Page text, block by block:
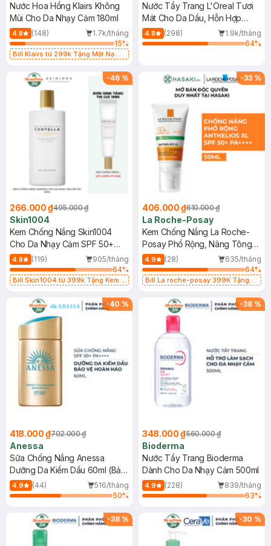
Nước Hoa Hồng Klairs Không
Mùi Cho Da Nhạy Cảm 180ml
4.8 (148)
1.7k/tháng
15%
Bill Klairs từ 299k Tặng Mặt Nạ
25ml (SL Có Hạn)
Nước Tẩy Trang L'Oreal Tươi
Mát Cho Da Dầu, Hỗn Hợp
400ml
4.8 (298)
1.9k/tháng
64%
-46 %
266.000 ₫495.000 ₫
Skin1004
Kem Chống Nắng Skin1004
Cho Da Nhạy Cảm SPF 50+
50ml
4.8 (119)
905/tháng
64%
Bill Skin1004 từ 399k Tặng Kem
SPF 50+ 20ml (SL Có Hạn)
-33 %
406.000 ₫610.000 ₫
La Roche-Posay
Kem Chống Nắng La Roche-
Posay Phổ Rộng, Nâng Tông
Kiềm Dầu 50ml
4.9 (28)
635/tháng
64%
Bill La roche-posay 399K Tặng
(SL có hạn)
-40 %
418.000 ₫702.000 ₫
Anessa
Sữa Chống Nắng Anessa
Dưỡng Da Kiềm Dầu 60ml (Bản
Mới)
4.9 (44)
516/tháng
50%
-38 %
348.000 ₫560.000 ₫
Bioderma
Nước Tẩy Trang Bioderma
Dành Cho Da Nhạy Cảm 500ml
4.9 (228)
839/tháng
63%
-38 % -30 %